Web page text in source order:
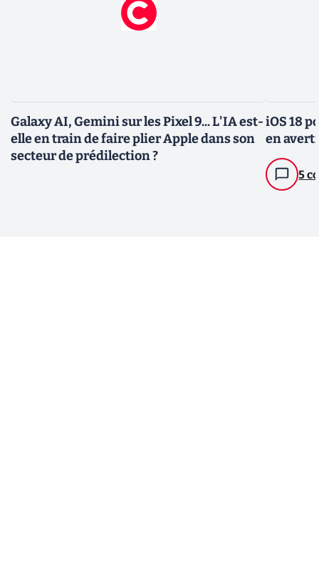
Galaxy AI, Gemini sur les Pixel 9... L'IA est-
elle en train de faire plier Apple dans son
secteur de prédilection ?
iOS 18
en
5